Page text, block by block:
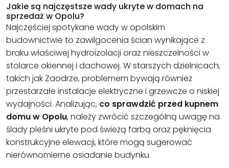
Jakie są najczęstsze wady ukryte w domach na
sprzedaż w Opolu?
Najczęściej spotykane wady w opolskim
budownictwie to zawilgocenia ścian wynikające z
braku właściwej hydroizolacji oraz nieszczelności w
stolarce okiennej i dachowej. W starszych dzielnicach,
takich jak Zaodrze, problemem bywają również
przestarzałe instalacje elektryczne i grzewcze o niskiej
wydajności. Analizując, co sprawdzić przed kupnem
domu w Opolu, należy zwrócić szczególną uwagę na
ślady pleśni ukryte pod świeżą farbą oraz pęknięcia
konstrukcyjne elewacji, które mogą sugerować
nierównomierne osiadanie budynku.